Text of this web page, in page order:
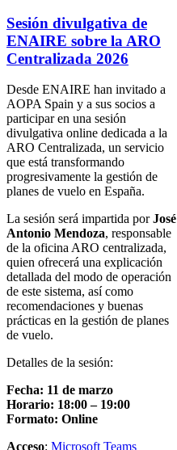
Sesión divulgativa de
ENAIRE sobre la ARO
Centralizada 2026
Desde ENAIRE han invitado a
AOPA Spain y a sus socios a
participar en una sesión
divulgativa online dedicada a la
ARO Centralizada, un servicio
que está transformando
progresivamente la gestión de
planes de vuelo en España.
La sesión será impartida porJosé
Antonio Mendoza, responsable
de la oficina ARO centralizada,
quien ofrecerá una explicación
detallada del modo de operación
de este sistema, así como
recomendaciones y buenas
prácticas en la gestión de planes
de vuelo.
Detalles de la sesión:
Fecha: 11 de marzo
Horario: 18:00 – 19:00
Formato: Online
Acceso: Microsoft Teams